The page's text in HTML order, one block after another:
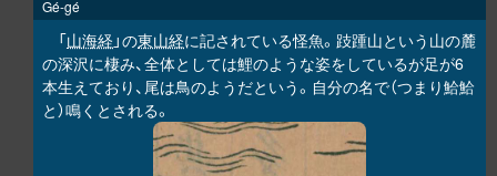
Gé-gé
「山海経 」の東山経に記されている怪魚。跂踵山という山の麓
の深沢に棲み、全体としては鯉のような姿をしているが足が6
本生えており、尾は鳥のようだという。自分の名で（つまり鮯鮯
と）鳴くとされる。